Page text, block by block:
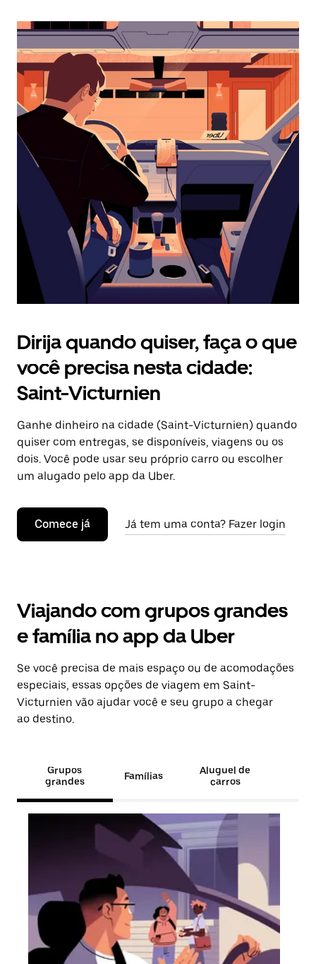
interagir
o
calendário
selecionar
uma
data.
Pressione
a
tecla
“ESC”
o
calendário.
Dirija quando quiser, faça o que
você precisa nesta cidade:
Saint-Victurnien
Ganhe dinheiro na cidade (Saint-Victurnien) quando
quiser com entregas, se disponíveis, viagens ou os
dois. Você pode usar seu próprio carro ou escolher
um alugado pelo app da Uber.
Comece já Já tem uma conta? Fazer login
Viajando com grupos grandes
e família no app da Uber
Se você precisa de mais espaço ou de acomodações
especiais, essas opções de viagem em Saint-
Victurnien vão ajudar você e seu grupo a chegar
ao destino.
Grupos
grandes
Famílias
Aluguel de
carros